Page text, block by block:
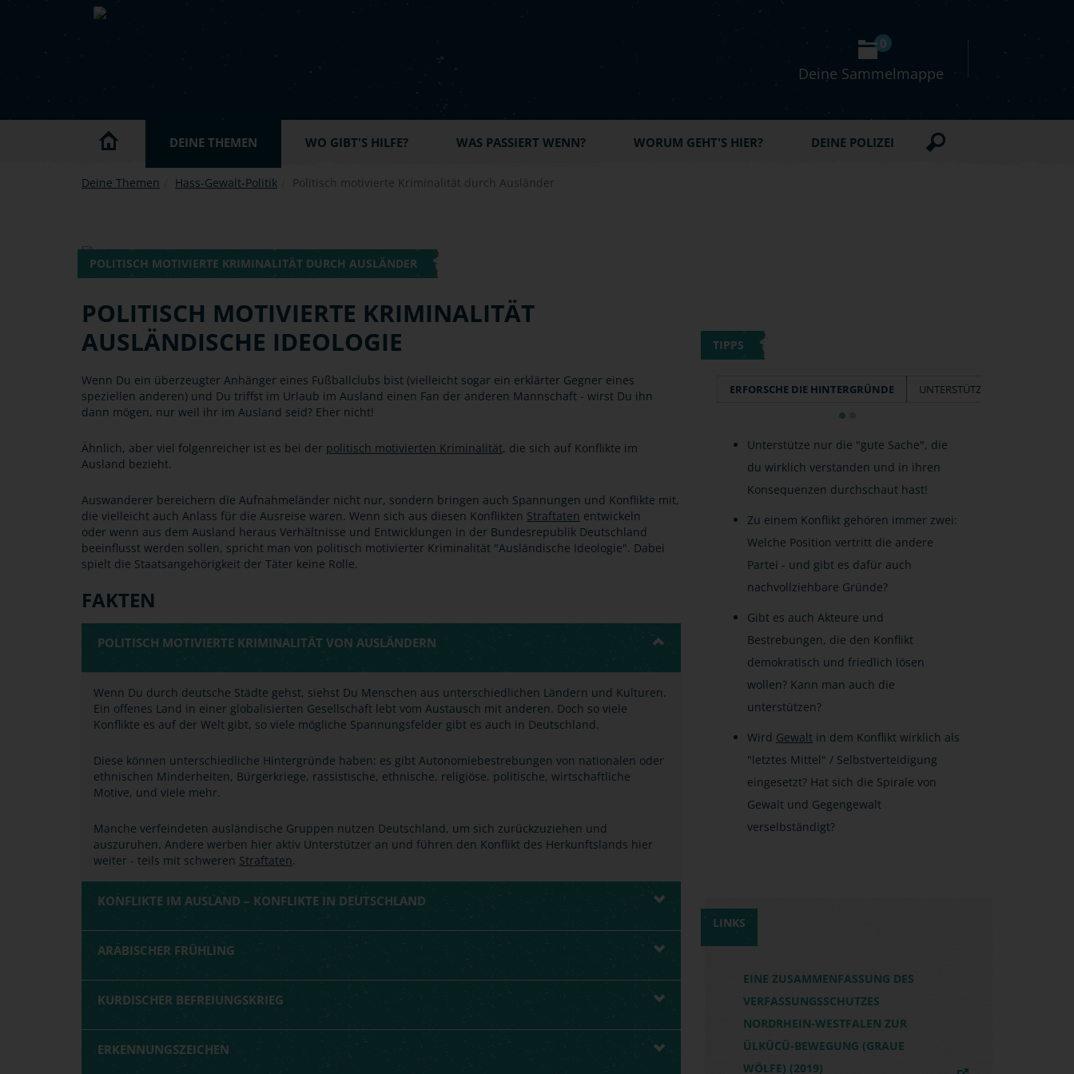
Skip to main content
Deine Sammelmappe
0
DEINE THEMEN WO GIBT'S HILFE? WAS PASSIERT WENN? WORUM GEHT'S HIER? DEINE POLIZEI
Deine Themen Hass-Gewalt-Politik Politisch motivierte Kriminalität durch Ausländer
POLITISCH MOTIVIERTE KRIMINALITÄT DURCH AUSLÄNDER
POLITISCH MOTIVIERTE KRIMINALITÄT
AUSLÄNDISCHE IDEOLOGIE
Wenn Du ein überzeugter Anhänger eines Fußballclubs bist (vielleicht sogar ein erklärter Gegner eines
speziellen anderen) und Du triffst im Urlaub im Ausland einen Fan der anderen Mannschaft - wirst Du ihn
dann mögen, nur weil ihr im Ausland seid? Eher nicht!
Ähnlich, aber viel folgenreicher ist es bei der politisch motivierten Kriminalität, die sich auf Konflikte im
Ausland bezieht.
Auswanderer bereichern die Aufnahmeländer nicht nur, sondern bringen auch Spannungen und Konflikte mit,
die vielleicht auch Anlass für die Ausreise waren. Wenn sich aus diesen Konflikten Straftaten entwickeln
oder wenn aus dem Ausland heraus Verhältnisse und Entwicklungen in der Bundesrepublik Deutschland
beeinflusst werden sollen, spricht man von politisch motivierter Kriminalität "Ausländische Ideologie". Dabei
spielt die Staatsangehörigkeit der Täter keine Rolle.
FAKTEN
POLITISCH MOTIVIERTE KRIMINALITÄT VON AUSLÄNDERN
Wenn Du durch deutsche Städte gehst, siehst Du Menschen aus unterschiedlichen Ländern und Kulturen.
Ein offenes Land in einer globalisierten Gesellschaft lebt vom Austausch mit anderen. Doch so viele
Konflikte es auf der Welt gibt, so viele mögliche Spannungsfelder gibt es auch in Deutschland.
Diese können unterschiedliche Hintergründe haben: es gibt Autonomiebestrebungen von nationalen oder
ethnischen Minderheiten, Bürgerkriege, rassistische, ethnische, religiöse, politische, wirtschaftliche
Motive, und viele mehr.
Manche verfeindeten ausländische Gruppen nutzen Deutschland, um sich zurückzuziehen und
auszuruhen. Andere werben hier aktiv Unterstützer an und führen den Konflikt des Herkunftslands hier
weiter - teils mit schweren Straftaten.
KONFLIKTE IM AUSLAND – KONFLIKTE IN DEUTSCHLAND
ARABISCHER FRÜHLING
KURDISCHER BEFREIUNGSKRIEG
ERKENNUNGSZEICHEN
TIPPS
ERFORSCHE DIE HINTERGRÜNDE UNTERSTÜTZE GUTE METHODEN
Unterstütze nur die "gute Sache", die
du wirklich verstanden und in ihren
Konsequenzen durchschaut hast!
Zu einem Konflikt gehören immer zwei:
Welche Position vertritt die andere
Partei - und gibt es dafür auch
nachvollziehbare Gründe?
Gibt es auch Akteure und
Bestrebungen, die den Konflikt
demokratisch und friedlich lösen
wollen? Kann man auch die
unterstützen?
Wird Gewalt in dem Konflikt wirklich als
"letztes Mittel" / Selbstverteidigung
eingesetzt? Hat sich die Spirale von
Gewalt und Gegengewalt
verselbständigt?
LINKS
EINE ZUSAMMENFASSUNG DES
VERFASSUNGSSCHUTZES
NORDRHEIN-WESTFALEN ZUR
ÜLKÜCÜ-BEWEGUNG (GRAUE
WÖLFE) (2019)